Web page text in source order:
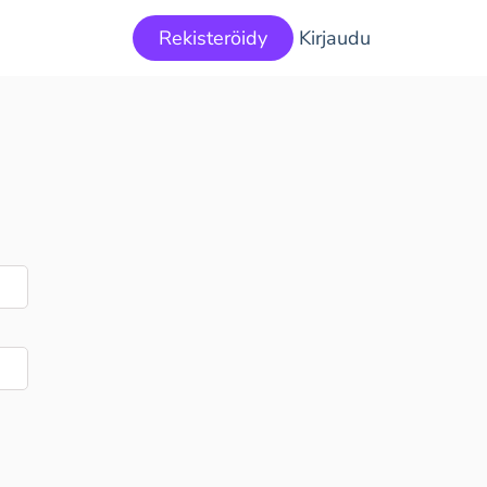
Rekisteröidy Kirjaudu